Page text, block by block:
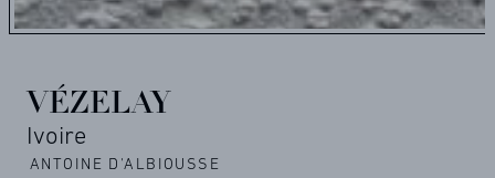
VÉZELAY
Ivoire
ANTOINE D'ALBIOUSSE